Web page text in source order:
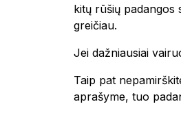
kitų rūšių padangos
greičiau.
Jei dažniausiai
Taip pat
aprašyme, tuo